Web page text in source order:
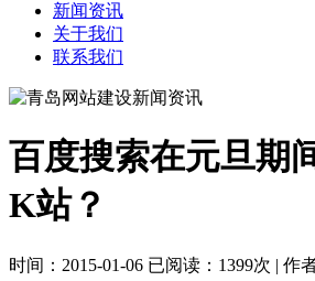
新闻资讯
关于我们
联系我们
百度搜索在元旦期
K站？
时间：2015-01-06 已阅读：1399次 | 作者